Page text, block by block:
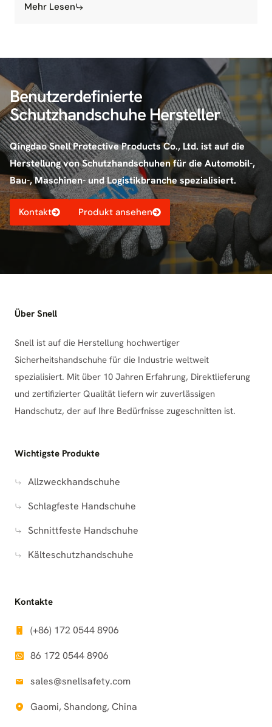
Mehr Lesen
Benutzerdefinierte
Schutzhandschuhe Hersteller
Qingdao Snell Protective Products Co., Ltd. ist auf die
Herstellung von Schutzhandschuhen für die Automobil-,
Bau-, Maschinen- und Logistikbranche spezialisiert.
Kontakt Produkt ansehen
Über Snell
Snell ist auf die Herstellung hochwertiger
Sicherheitshandschuhe für die Industrie weltweit
spezialisiert. Mit über 10 Jahren Erfahrung, Direktlieferung
und zertifizierter Qualität liefern wir zuverlässigen
Handschutz, der auf Ihre Bedürfnisse zugeschnitten ist.
Wichtigste Produkte
Allzweckhandschuhe
Schlagfeste Handschuhe
Schnittfeste Handschuhe
Kälteschutzhandschuhe
Kontakte
(+86) 172 0544 8906
86 172 0544 8906
sales@snellsafety.com
Gaomi, Shandong, China